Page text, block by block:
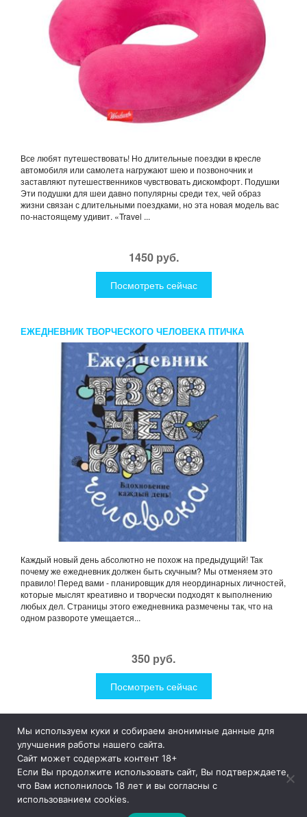
Все любят путешествовать! Но длительные поездки в кресле
автомобиля или самолета нагружают шею и позвоночник и
заставляют путешественников чувствовать дискомфорт. Подушки
Эти подушки для шеи давно популярны среди тех, чей образ
жизни связан с длительными поездками, но эта новая модель вас
по-настоящему удивит. «Travel ...
1450 руб.
Посмотреть сейчас
ЕЖЕДНЕВНИК ТВОРЧЕСКОГО ЧЕЛОВЕКА ПТИЧКА
Каждый новый день абсолютно не похож на предыдущий! Так
почему же ежедневник должен быть скучным? Мы отменяем это
правило! Перед вами - планировщик для неординарных личностей,
которые мыслят креативно и творчески подходят к выполнению
любых дел. Страницы этого ежедневника размечены так, что на
одном развороте умещается...
350 руб.
Посмотреть сейчас
1Like
© 20191Like– это необычные и прикольные подарки для
дома и улицы, интересная посуда, уникальные и необычные
гаджеты, причудливые дизайнерские разработки, а так же
Мы используем куки и собираем анонимные данные для
улучшения работы нашего сайта.
Сайт может содержать контент 18+
Если Вы продолжите использовать сайт, Вы подтверждаете,
что Вам исполнилось 18 лет и вы согласны с
использованием cookies.